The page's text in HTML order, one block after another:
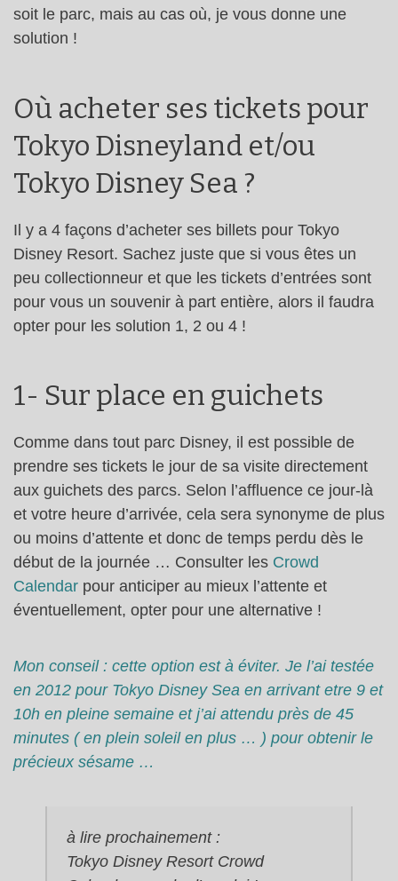
soit le parc, mais au cas où, je vous donne une
solution !
Où acheter ses tickets pour
Tokyo Disneyland et/ou
Tokyo Disney Sea ?
Il y a 4 façons d’acheter ses billets pour Tokyo
Disney Resort. Sachez juste que si vous êtes un
peu collectionneur et que les tickets d’entrées sont
pour vous un souvenir à part entière, alors il faudra
opter pour les solution 1, 2 ou 4 !
1- Sur place en guichets
Comme dans tout parc Disney, il est possible de
prendre ses tickets le jour de sa visite directement
aux guichets des parcs. Selon l’affluence ce jour-là
et votre heure d’arrivée, cela sera synonyme de plus
ou moins d’attente et donc de temps perdu dès le
début de la journée … Consulter les Crowd
Calendar pour anticiper au mieux l’attente et
éventuellement, opter pour une alternative !
Mon conseil : cette option est à éviter. Je l’ai testée
en 2012 pour Tokyo Disney Sea en arrivant etre 9 et
10h en pleine semaine et j’ai attendu près de 45
minutes ( en plein soleil en plus … ) pour obtenir le
précieux sésame …
à lire prochainement :
Tokyo Disney Resort Crowd